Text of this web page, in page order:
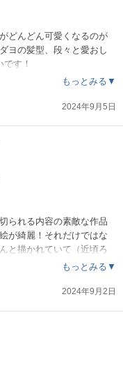
どんどん可愛くなるのが
ヨの髪型、段々と愛おし
す！
もっとみる▼
2024年9月5日
られる内容の素敵な作品
が綺麗！それだけではな
と描かれていて（近頃ろ
ので）素晴らしいなぁと
ぁ。可愛くてカッコいい2
もっとみる▼
2024年9月2日